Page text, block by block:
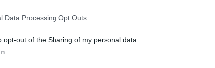
Data Processing Opt Outs
opt-out of the Sharing of my personal data.